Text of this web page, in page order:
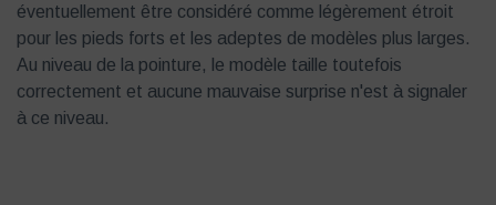
éventuellement être considéré comme légèrement étroit
pour les pieds forts et les adeptes de modèles plus larges.
Au niveau de la pointure, le modèle taille toutefois
correctement et aucune mauvaise surprise n'est à signaler
à ce niveau.